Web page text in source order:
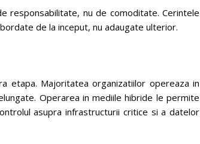
responsabilitate, nu de comoditate. Cerintele
de la inceput, nu adaugate ulterior.
etapa. Majoritatea organizatiilor opereaza in
Operarea in mediile hibride le permite
asupra infrastructurii critice si a datelor